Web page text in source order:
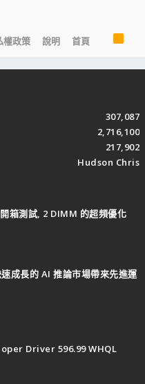
權政策 說明 首頁
S
307,087
2,716,100
217,902
Hudson Chris
箱測試, 2 DIMM 的超頻優化
成長的 AI 推論市場帶來先進運
Driver 596.99 WHQL